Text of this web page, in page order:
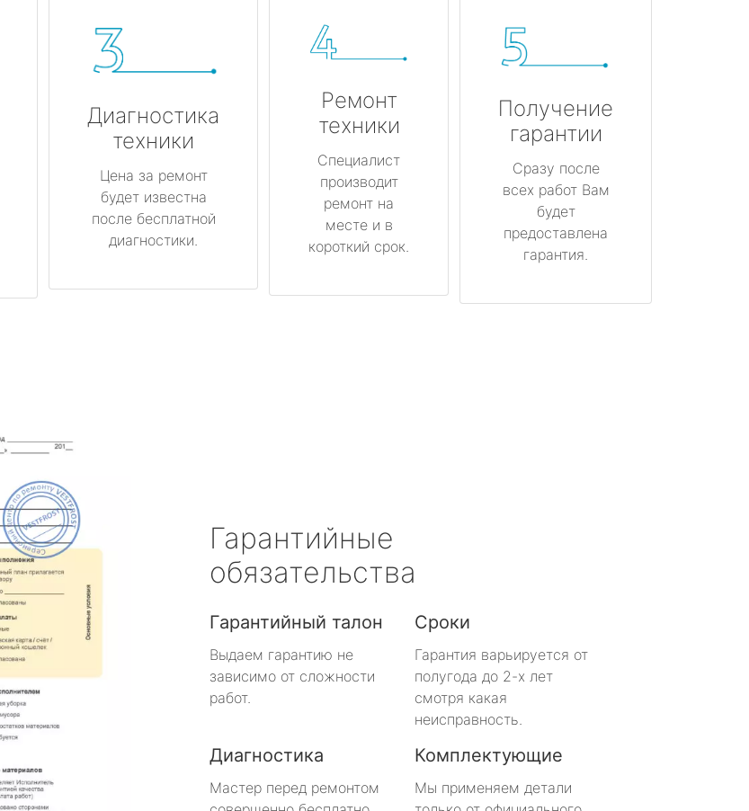
Диагностика
техники
Цена за ремонт
будет известна
после бесплатной
диагностики.
Ремонт
техники
Специалист
производит
ремонт на
месте и в
короткий срок.
Получение
гарантии
Сразу после
всех работ Вам
будет
предоставлена
гарантия.
Гарантийные
обязательства
Гарантийный талон
Выдаем гарантию не
зависимо от сложности
работ.
Сроки
Гарантия варьируется от
полугода до 2-х лет
смотря какая
неисправность.
Диагностика
Мастер перед ремонтом
Комплектующие
Мы применяем детали